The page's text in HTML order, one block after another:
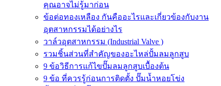
คุณอาจไม่รู้มาก่อน
ข้อต่อทองเหลือง กันคืออะไรและเกี่ยวข้องกับงาน
อุตสาหกรรมได้อย่างไร
วาล์วอุตสาหกรรม (Industrial Valve )
รวมชิ้นส่วนที่สำคัญของอะไหล่ปั้มลมลูกสูบ
9 ข้อวิธีการแก้ไขปั๊มลมลูกสูบเบื้องต้น
9 ข้อ ที่ควรรู้ก่อนการติดตั้ง ปั๊มน้ำหอยโข่ง